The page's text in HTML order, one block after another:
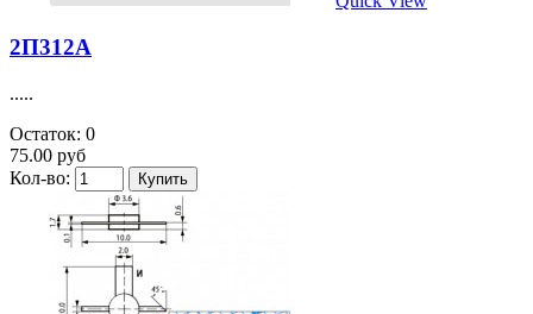
2П312А
.....
Остаток: 0
75.00 руб
Кол-во: